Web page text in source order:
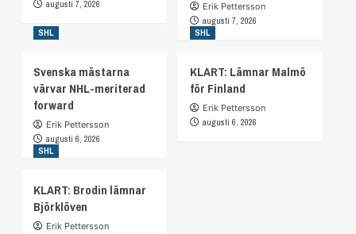
augusti 7, 2026
Erik Pettersson
augusti 7, 2026
SHL
Svenska mästarna
värvar NHL-meriterad
forward
Erik Pettersson
augusti 6, 2026
SHL
KLART: Lämnar Malmö
för Finland
Erik Pettersson
augusti 6, 2026
SHL
KLART: Brodin lämnar
Björklöven
Erik Pettersson